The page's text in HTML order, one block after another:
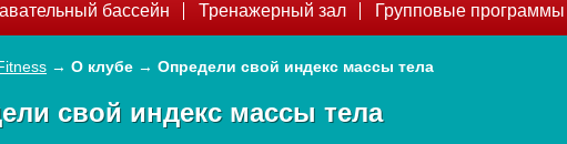
бассейн Тренажерный зал Групповые программы
→ О клубе → Определи свой индекс массы тела
свой индекс массы тела